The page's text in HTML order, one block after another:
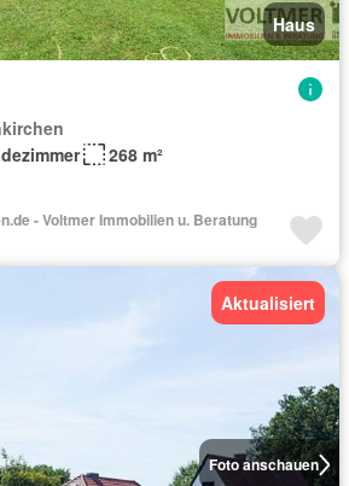
Haus
268 m²
- Voltmer Immobilien u. Beratung
Foto anschauen
Aktualisiert